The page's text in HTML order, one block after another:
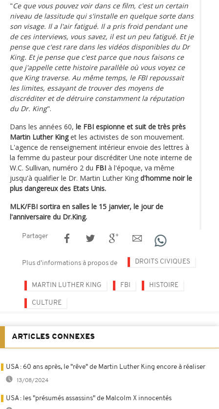
"Ce que vous pouvez voir dans ce film, c'est un certain
niveau de lassitude qui s'installe en quelque sorte dans
son visage. Il a l'air fatigué. Il a pris froid pendant une
de ces interviews, vous savez, il est un peu fatigué. Et je
pense que c'est rare dans les vidéos disponibles du Dr
King. Et je pense que c'est parce que nous faisons ce
que j'appelle cette histoire parallèle où vous voyez ce
que King traverse. Au même temps, le FBI repoussait
les limites, essayant de trouver des moyens de
discréditer et de détruire constamment la réputation
du Dr. King".
Dans les années 60, le FBI espionne et suit de très près
Martin Luther Kinget les activistes de son mouvement.
L'agence de renseignement intérieur envoie des lettres à
la femme du pasteur pour discréditer Une note interne de
W.C. Sullivan, numéro 2 du FBI à l'époque, va même
jusqu'à qualifier le Dr. Martin Luther King d'homme noir le
plus dangereux des Etats Unis.
MLK/FBI sortira en salles le 15 janvier, le jour de
l'anniversaire du Dr.King.
Partager
Plus d'informations à propos de DROITS CIVIQUES
MARTIN LUTHER KING FBI HISTOIRE
CULTURE
ARTICLES CONNEXES
USA : 60 ans après, le "rêve" de Martin Luther King encore à réaliser
13/08/2024
USA : les "présumés assassins" de Malcolm X innocentés